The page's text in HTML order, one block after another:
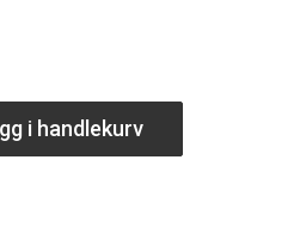
i handlekurv